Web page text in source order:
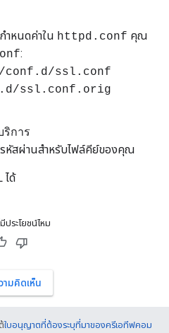
าหนดค่าใน httpd.conf คุณ
:
conf.d/ssl.conf
ssl.conf.orig
การ
หัสผ่านสําหรับไฟล์คีย์ของคุณ
ได้
ระโยชน์ไหม
ามคิดเห็น
ใบอนุญาตที่ต้องระบุที่มาของครีเอทีฟคอม